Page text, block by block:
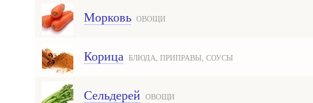
Морковь ОВОЩИ
Корица БЛЮДА, ПРИПРАВЫ, СОУСЫ
Сельдерей ОВОЩИ